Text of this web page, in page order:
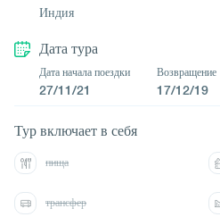
Индия
Дата тура
Дата начала поездки
27/11/21
Возвращение
17/12/19
Тур включает в себя
пища
трансфер